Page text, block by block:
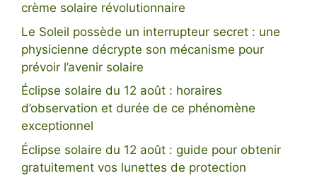
crème solaire révolutionnaire
Le Soleil possède un interrupteur secret : une
physicienne décrypte son mécanisme pour
prévoir l’avenir solaire
Éclipse solaire du 12 août : horaires
d’observation et durée de ce phénomène
exceptionnel
Éclipse solaire du 12 août : guide pour obtenir
gratuitement vos lunettes de protection